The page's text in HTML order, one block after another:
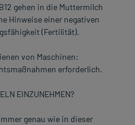
gehen in die Muttermilch
Hinweise einer negativen
(Fertilität).
von Maschinen:
erforderlich.
EINZUNEHMEN?
genau wie in dieser